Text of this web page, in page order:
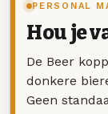
PERSONAL
Hou je
De Beer
donkere
Geen